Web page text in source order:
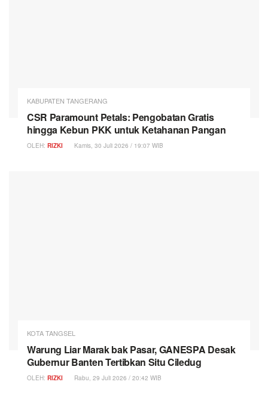
KABUPATEN TANGERANG
CSR Paramount Petals: Pengobatan Gratis
hingga Kebun PKK untuk Ketahanan Pangan
OLEH: RIZKI Kamis, 30 Juli 2026 / 19:07 WIB
KOTA TANGSEL
Warung Liar Marak bak Pasar, GANESPA Desak
Gubernur Banten Tertibkan Situ Ciledug
OLEH: RIZKI Rabu, 29 Juli 2026 / 20:42 WIB